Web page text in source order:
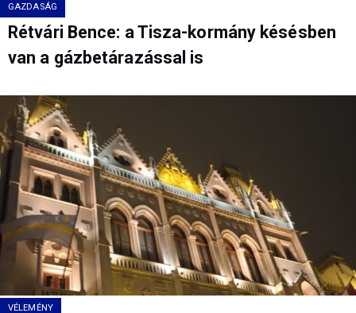
GAZDASÁG
Rétvári Bence: a Tisza-kormány késésben
van a gázbetárazással is
VÉLEMÉNY